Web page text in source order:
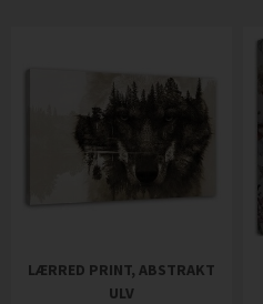
LÆRRED PRINT, ABSTRAKT
ULV